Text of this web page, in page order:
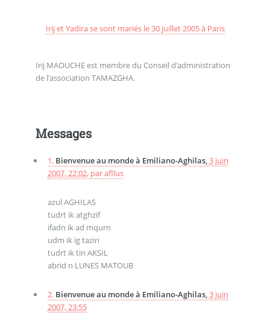
Irij et Yadira se sont mariés le 30 juillet 2005 à Paris
Irij MAOUCHE est membre du Conseil d’administration
de l’association TAMAZGHA.
Messages
1. Bienvenue au monde à Emiliano-Aghilas,3 juin
2007, 22:02, parafllus
azul AGHILAS
tudrt ik atghzif
ifadn ik ad mqurn
udm ik ig taziri
tudrt ik tin AKSIL
abrid n LUNES MATOUB
2. Bienvenue au monde à Emiliano-Aghilas,3 juin
2007, 23:55